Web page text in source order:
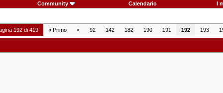
Community Calendario I
192 di 419 « Primo < 92 142 182 190 191 192 193